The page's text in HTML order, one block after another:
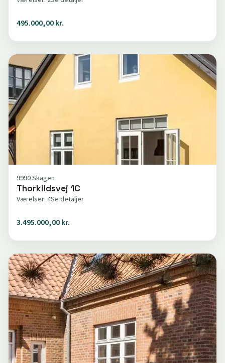
495.000,00 kr.
9990 Skagen
Thorkildsvej 1C
Værelser: 4Se detaljer
3.495.000,00 kr.